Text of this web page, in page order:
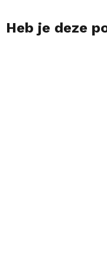
Heb je deze